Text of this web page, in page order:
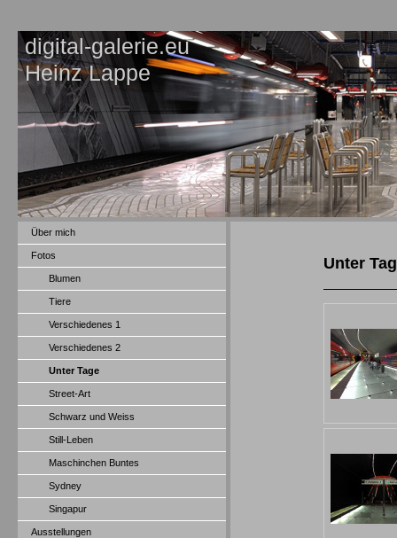
digital-galerie.eu
Heinz Lappe
Über mich
Fotos
Blumen
Tiere
Verschiedenes 1
Verschiedenes 2
Unter Tage
Street-Art
Schwarz und Weiss
Still-Leben
Maschinchen Buntes
Sydney
Singapur
Ausstellungen
Unter